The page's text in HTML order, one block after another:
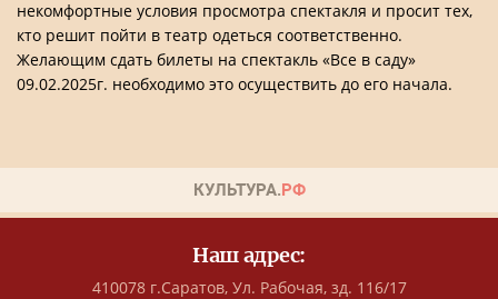
некомфортные условия просмотра спектакля и просит тех,
кто решит пойти в театр одеться соответственно.
Желающим сдать билеты на спектакль «Все в саду»
09.02.2025г. необходимо это осуществить до его начала.
Наш адрес:
410078 г.Саратов, Ул. Рабочая, зд. 116/17